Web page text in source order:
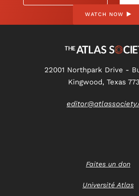
WATCH NOW
22001 Northpark Drive -
Kingwood, Texas
Faites un don
Université Atlas